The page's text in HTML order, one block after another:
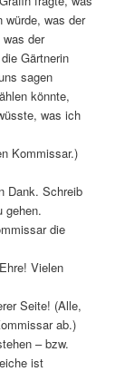
würde, was der
der
Gärtnerin
sagen
könnte,
was ich
Kommissar.)
Dank. Schreib
die
Vielen
Seite! (Alle,
ab.)
– bzw.
ist